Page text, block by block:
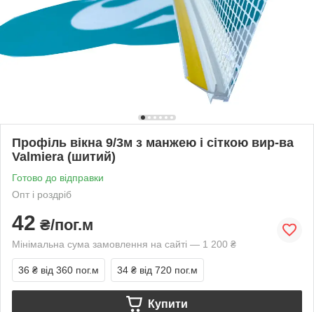
Профіль вікна 9/3м з манжею і сіткою вир-ва
Valmiera (шитий)
Готово до відправки
Опт і роздріб
42 ₴/пог.м
Мінімальна сума замовлення на сайті — 1 200 ₴
36 ₴ від 360 пог.м 34 ₴ від 720 пог.м
Купити